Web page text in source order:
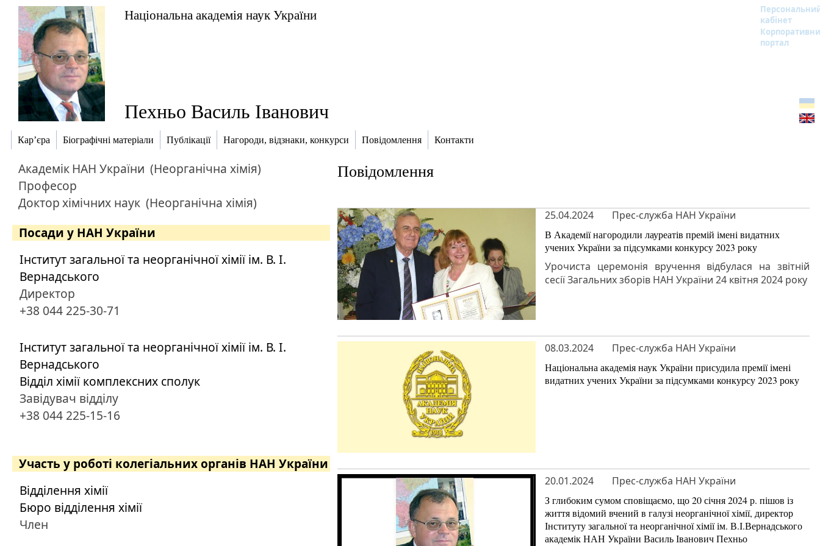
Національна академія наук України
кабінет
портал
Пехньо Василь Іванович
Кар’єра Біографічні матеріали Публікації Нагороди, відзнаки, конкурси Повідомлення Контакти
АкадемікНАН України (Неорганічна хімія)
Професор
Докторхімічних наук (Неорганічна хімія)
Посади у НАН України
Інститут загальної та неорганічної хімії ім. В. І.
Вернадського
Директор
+38 044 225-30-71
Інститут загальної та неорганічної хімії ім. В. І.
Вернадського
Відділ хімії комплексних сполук
Завідувач відділу
+38 044 225-15-16
Участь у роботі колегіальних органів НАН України
Відділення хімії
Бюро відділення хімії
Член
Повідомлення
25.04.2024 Прес-служба НАН України
В Академії нагородили лауреатів премій імені видатних
учених України за підсумками конкурсу 2023 року
Урочиста церемонія вручення відбулася на звітній
сесії Загальних зборів НАН України 24 квітня 2024 року
08.03.2024 Прес-служба НАН України
Національна академія наук України присудила премії імені
видатних учених України за підсумками конкурсу 2023 року
20.01.2024 Прес-служба НАН України
З глибоким сумом сповіщаємо, що 20 січня 2024 р. пішов із
життя відомий вчений в галузі неорганічної хімії, директор
Інституту загальної та неорганічної хімії ім. В.І.Вернадського
академік НАН України Василь Іванович Пехньо